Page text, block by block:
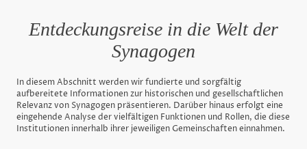
Entdeckungsreise in die Welt der
Synagogen
In diesem Abschnitt werden wir fundierte und sorgfältig
aufbereitete Informationen zur historischen und gesellschaftlichen
Relevanz von Synagogen präsentieren. Darüber hinaus erfolgt eine
eingehende Analyse der vielfältigen Funktionen und Rollen, die diese
Institutionen innerhalb ihrer jeweiligen Gemeinschaften einnahmen.